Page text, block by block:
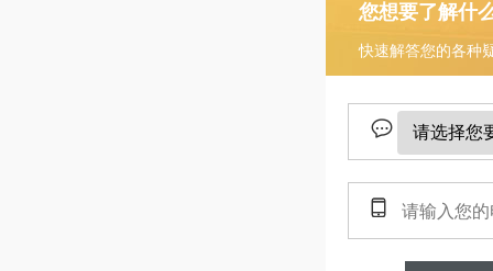
您想要了解什
快速解答您的各种